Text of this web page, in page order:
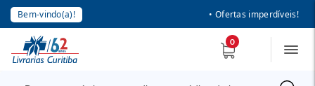
Bem-vindo(a)! • Ofertas imperdíveis!
0